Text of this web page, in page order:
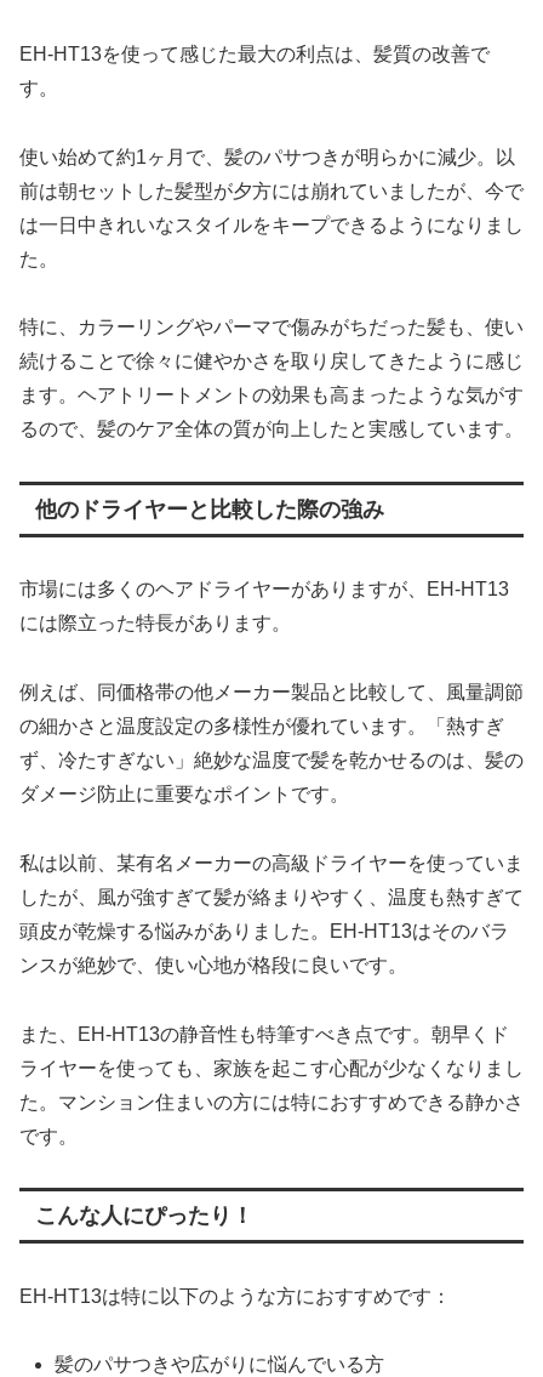
EH-HT13を使って感じた最大の利点は、髪質の改善で
す。
使い始めて約1ヶ月で、髪のパサつきが明らかに減少。以
前は朝セットした髪型が夕方には崩れていましたが、今で
は一日中きれいなスタイルをキープできるようになりまし
た。
特に、カラーリングやパーマで傷みがちだった髪も、使い
続けることで徐々に健やかさを取り戻してきたように感じ
ます。ヘアトリートメントの効果も高まったような気がす
るので、髪のケア全体の質が向上したと実感しています。
他のドライヤーと比較した際の強み
市場には多くのヘアドライヤーがありますが、EH-HT13
には際立った特長があります。
例えば、同価格帯の他メーカー製品と比較して、風量調節
の細かさと温度設定の多様性が優れています。「熱すぎ
ず、冷たすぎない」絶妙な温度で髪を乾かせるのは、髪の
ダメージ防止に重要なポイントです。
私は以前、某有名メーカーの高級ドライヤーを使っていま
したが、風が強すぎて髪が絡まりやすく、温度も熱すぎて
頭皮が乾燥する悩みがありました。EH-HT13はそのバラ
ンスが絶妙で、使い心地が格段に良いです。
また、EH-HT13の静音性も特筆すべき点です。朝早くド
ライヤーを使っても、家族を起こす心配が少なくなりまし
た。マンション住まいの方には特におすすめできる静かさ
です。
こんな人にぴったり！
EH-HT13は特に以下のような方におすすめです：
髪のパサつきや広がりに悩んでいる方